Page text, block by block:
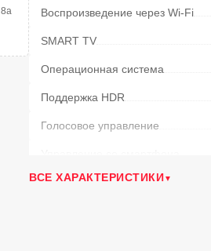
Воспроизведение через Wi-Fi
SMART TV
Операционная система
Поддержка HDR
Голосовое управление
Воспроизведение мультимедиа с
ВСЕ ХАРАКТЕРИСТИКИ